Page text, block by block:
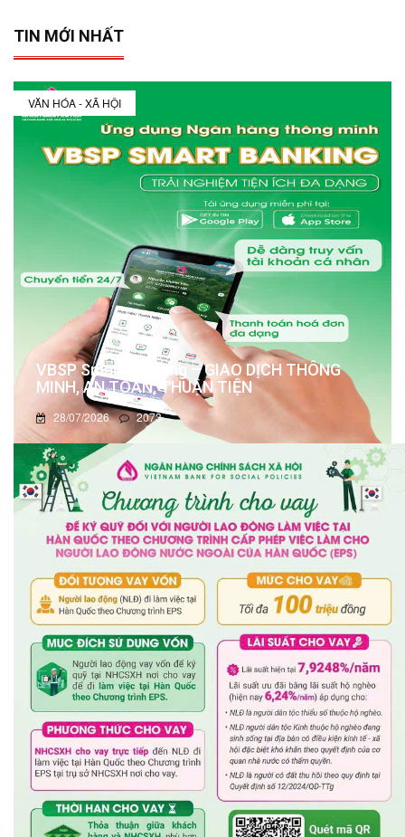
TIN MỚI NHẤT
VĂN HÓA - XÃ HỘI
VBSP Smart Banking – GIAO DỊCH THÔNG
MINH, AN TOÀN, THUẬN TIỆN
28/07/2026 2073